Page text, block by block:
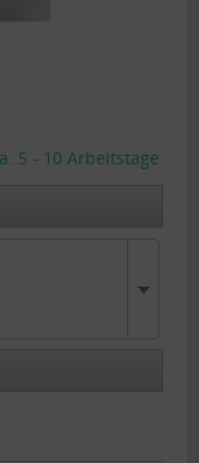
5 - 10 Arbeitstage